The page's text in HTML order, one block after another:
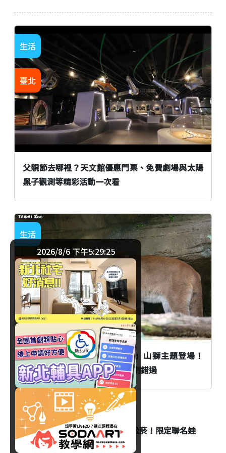
父親節去哪裡？天文館優惠門票、免費劇場與太陽
黑子觀測等精彩活動一次看
生活
臺北
台北市立動物園「夜間動物園」山獅主題登場！
Keeper's Talk資訊與精彩活動別錯過
生活
臺北
生活
史努比藝術快閃8/6進駐台北松菸！限定聯名娃
娃同步登場
2026/8/6 下午5:29:26